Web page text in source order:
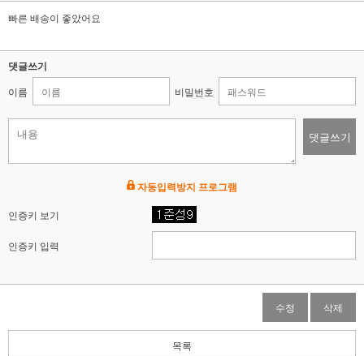
빠른 배송이 좋았어요
댓글쓰기
이름 비밀번호
댓글쓰기
자동입력방지 프로그램
인증키 보기
인증키 입력
수정 삭제
목록